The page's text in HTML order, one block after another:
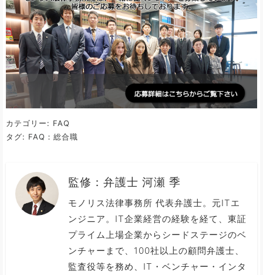
カテゴリー: FAQ
タグ: FAQ：総合職
監修： 弁護士 河瀬 季
モノリス法律事務所 代表弁護士。元ITエ
ンジニア。IT企業経営の経験を経て、東証
プライム上場企業からシードステージのベ
ンチャーまで、100社以上の顧問弁護士、
監査役等を務め、IT・ベンチャー・インタ